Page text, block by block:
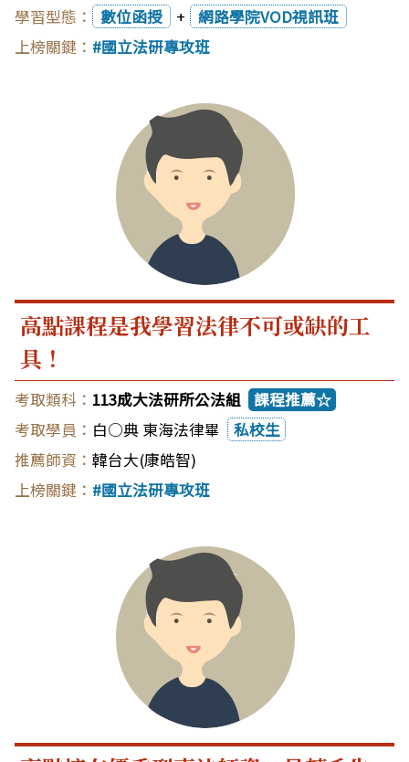
數位函授
+
網路學院VOD視訊班
國立法研專攻班
高點課程是我學習法律不可或缺的工
具！
113成大法研所公法組
課程推薦☆
白○典 東海法律畢
私校生
韓台大(康皓智)
國立法研專攻班